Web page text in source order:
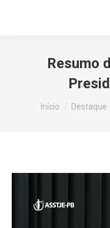
Resumo
Você está aqui:
Início Destaque